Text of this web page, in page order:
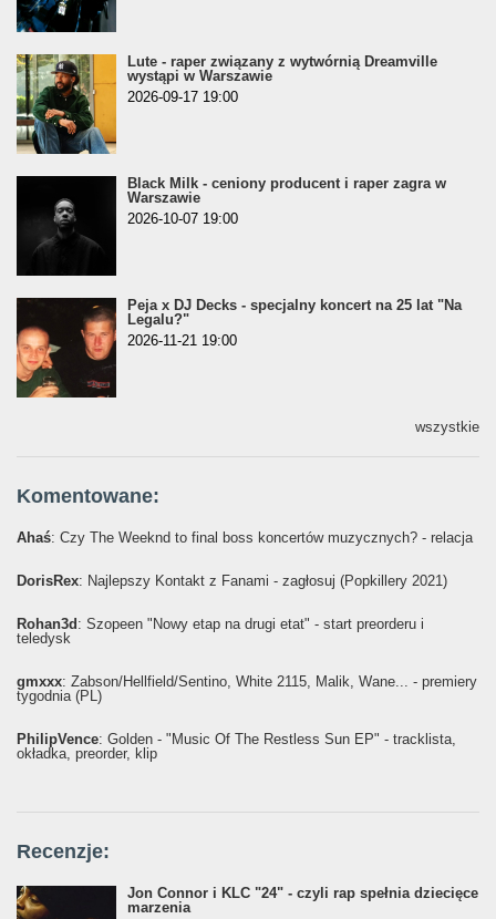
Lute - raper związany z wytwórnią Dreamville
wystąpi w Warszawie
2026-09-17 19:00
Black Milk - ceniony producent i raper zagra w
Warszawie
2026-10-07 19:00
Peja x DJ Decks - specjalny koncert na 25 lat "Na
Legalu?"
2026-11-21 19:00
wszystkie
Komentowane:
Ahaś: Czy The Weeknd to final boss koncertów muzycznych? - relacja
DorisRex: Najlepszy Kontakt z Fanami - zagłosuj (Popkillery 2021)
Rohan3d : Szopeen "Nowy etap na drugi etat" - start preorderu i
teledysk
gmxxx: Żabson/Hellfield/Sentino, White 2115, Malik, Wane... - premiery
tygodnia (PL)
PhilipVence: Golden - "Music Of The Restless Sun EP" - tracklista,
okładka, preorder, klip
Recenzje:
Jon Connor i KLC "24" - czyli rap spełnia dziecięce
marzenia